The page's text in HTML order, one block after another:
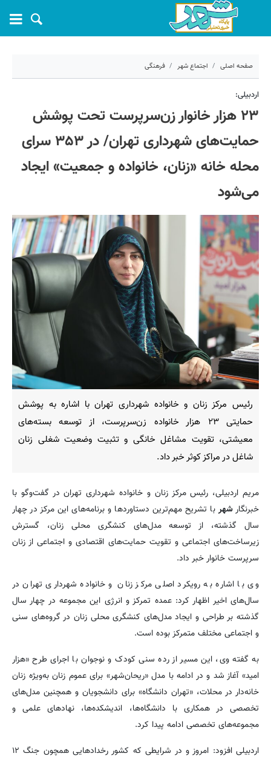
صفحه اصلی اجتماع شهر فرهنگی
۳۰ اردیبهشت ۱۴۰۵ - ۰۸:۲۳
کد مطلب:80994
اردبیلی:
۲۳ هزار خانوار زن‌سرپرست تحت پوشش
حمایت‌های شهرداری تهران/ در ۳۵۳ سرای
محله خانه «زنان، خانواده و جمعیت» ایجاد
می‌شود
رئیس مرکز زنان و خانواده شهرداری تهران با اشاره به پوشش
حمایتی ۲۳ هزار خانواده زن‌سرپرست، از توسعه بسته‌های
معیشتی، تقویت مشاغل خانگی و تثبیت وضعیت شغلی زنان
شاغل در مراکز کوثر خبر داد.
مریم اردبیلی، رئیس مرکز زنان و خانواده شهرداری تهران در گفت‌وگو با
خبرنگارشهربا تشریح مهم‌ترین دستاوردها و برنامه‌های این مرکز در چهار
سال گذشته، از توسعه مدل‌های کنشگری محلی زنان، گسترش
زیرساخت‌های اجتماعی و تقویت حمایت‌های اقتصادی و اجتماعی از زنان
سرپرست خانوار خبر داد.
وی با اشاره به رویکرد اصلی مرکز زنان و خانواده شهرداری تهران در
سال‌های اخیر اظهار کرد: عمده تمرکز و انرژی این مجموعه در چهار سال
گذشته بر طراحی و ایجاد مدل‌های کنشگری محلی زنان در گروه‌های سنی
و اجتماعی مختلف متمرکز بوده است.
به گفته وی، این مسیر از رده سنی کودک و نوجوان با اجرای طرح «هزار
امید» آغاز شد و در ادامه با مدل «ریحان‌شهر» برای عموم زنان به‌ویژه زنان
خانه‌دار در محلات، «تهران دانشگاه» برای دانشجویان و همچنین مدل‌های
تخصصی در همکاری با دانشگاه‌ها، اندیشکده‌ها، نهادهای علمی و
مجموعه‌های تخصصی ادامه پیدا کرد.
اردبیلی افزود: امروز و در شرایطی که کشور رخدادهایی همچون جنگ ۱۲